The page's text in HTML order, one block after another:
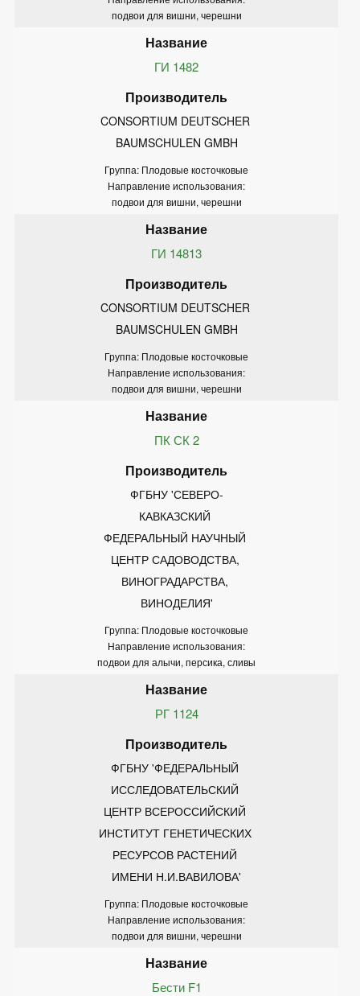
подвои для вишни, черешни
ГИ 1482
CONSORTIUM DEUTSCHER
BAUMSCHULEN GMBH
Группа: Плодовые косточковые
Направление использования:
подвои для вишни, черешни
ГИ 14813
CONSORTIUM DEUTSCHER
BAUMSCHULEN GMBH
Группа: Плодовые косточковые
Направление использования:
подвои для вишни, черешни
ПК СК 2
ФГБНУ 'СЕВЕРО-
КАВКАЗСКИЙ
ФЕДЕРАЛЬНЫЙ НАУЧНЫЙ
ЦЕНТР САДОВОДСТВА,
ВИНОГРАДАРСТВА,
ВИНОДЕЛИЯ'
Группа: Плодовые косточковые
Направление использования:
подвои для алычи, персика, сливы
РГ 1124
ФГБНУ 'ФЕДЕРАЛЬНЫЙ
ИССЛЕДОВАТЕЛЬСКИЙ
ЦЕНТР ВСЕРОССИЙСКИЙ
ИНСТИТУТ ГЕНЕТИЧЕСКИХ
РЕСУРСОВ РАСТЕНИЙ
ИМЕНИ Н.И.ВАВИЛОВА'
Группа: Плодовые косточковые
Направление использования:
подвои для вишни, черешни
Бести F1